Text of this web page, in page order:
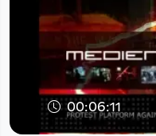
00:06:11